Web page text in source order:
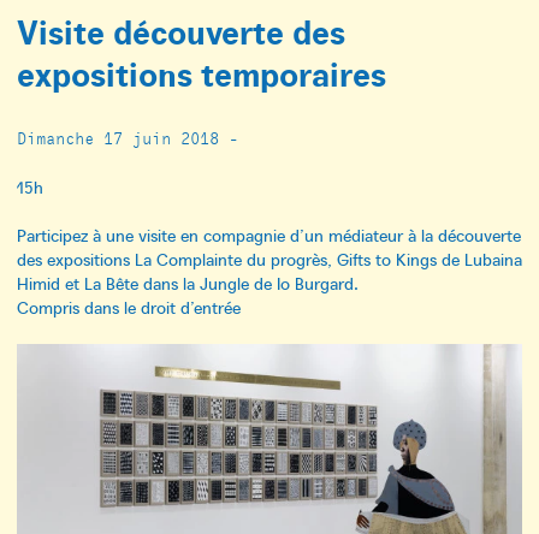
Visite découverte des
expositions temporaires
Dimanche 17 juin 2018 -
15h
Participez à une visite en compagnie d’un médiateur à la découverte
des expositions La Complainte du progrès, Gifts to Kings de Lubaina
Himid et La Bête dans la Jungle de Io Burgard.
Compris dans le droit d’entrée